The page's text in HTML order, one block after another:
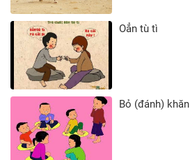
Oẳn tù tì
Bỏ (đánh) khăn